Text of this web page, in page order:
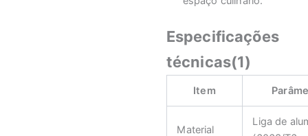
Especificações
técnicas(1)
Item
Material
Liga de